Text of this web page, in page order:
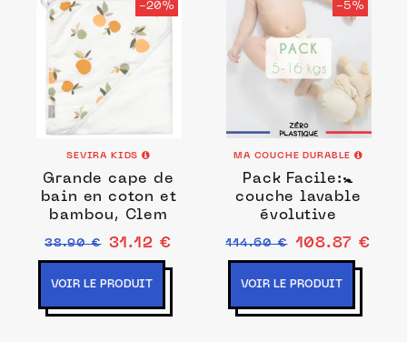
-20%
SEVIRA KIDS
Grande cape de
bain en coton et
bambou, Clem
38.90 € 31.12 €
VOIR LE PRODUIT
-5%
MA COUCHE DURABLE
Pack Facile:🚼
couche lavable
évolutive
114.60 € 108.87 €
VOIR LE PRODUIT